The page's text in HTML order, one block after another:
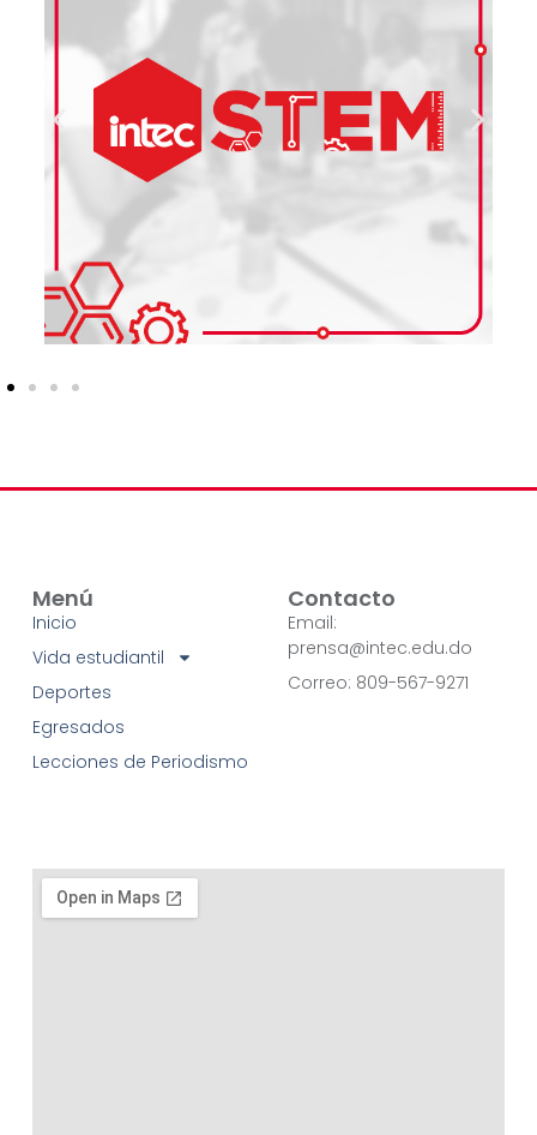
Menú
Inicio
Vida estudiantil
Deportes
Egresados
Lecciones de Periodismo
Contacto
Email:
prensa@intec.edu.do
Correo: 809-567-9271